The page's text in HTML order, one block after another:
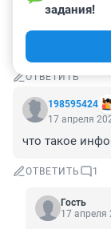
17 апреля
Илья, скажи
ОТВЕТИТЬ
198595424
задания!
17 апреля
что такое
ОТВЕТИТЬ 1
Гость
17 апреля